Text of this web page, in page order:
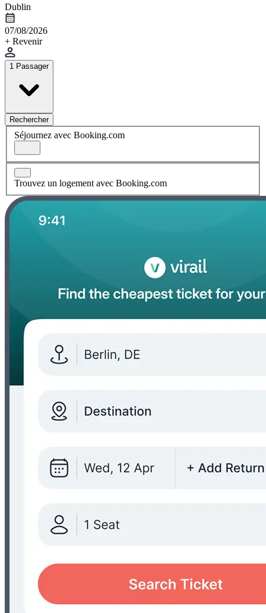
Dublin
07/08/2026
+ Revenir
1 Passager
Rechercher
Séjournez avec Booking.com
Trouvez un logement avec Booking.com